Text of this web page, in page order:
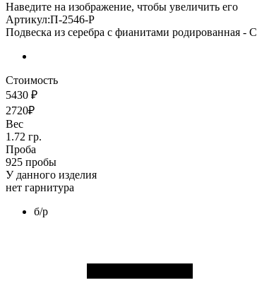
Наведите на изображение, чтобы увеличить его
Артикул:П-2546-Р
Подвеска из серебра с фианитами родированная
Стоимость
5430 ₽
2720₽
Вес
1.72 гр.
Проба
925 пробы
У данного изделия
нет гарнитура
б/р